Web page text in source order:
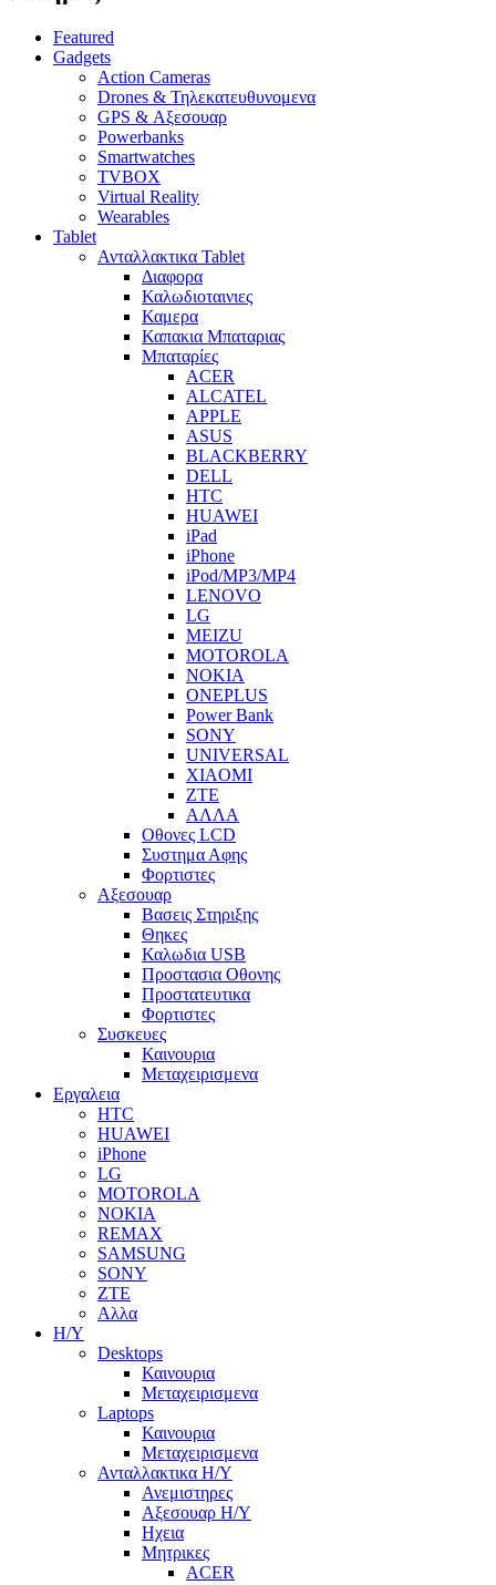
Featured
Gadgets
Action Cameras
Drones & Τηλεκατευθυνομενα
GPS & Αξεσουαρ
Powerbanks
Smartwatches
TVBOX
Virtual Reality
Wearables
Tablet
Ανταλλακτικα Tablet
Διαφορα
Καλωδιοταινιες
Καμερα
Καπακια Μπαταριας
Μπαταρίες
ACER
ALCATEL
APPLE
ASUS
BLACKBERRY
DELL
HTC
HUAWEI
iPad
iPhone
iPod/MP3/MP4
LENOVO
LG
MEIZU
MOTOROLA
NOKIA
ONEPLUS
Power Bank
SONY
UNIVERSAL
XIAOMI
ZTE
ΑΛΛΑ
Οθονες LCD
Συστημα Αφης
Φορτιστες
Αξεσουαρ
Βασεις Στηριξης
Θηκες
Καλωδια USB
Προστασια Οθονης
Προστατευτικα
Φορτιστες
Συσκευες
Καινουρια
Μεταχειρισμενα
Εργαλεια
HTC
HUAWEI
iPhone
LG
MOTOROLA
NOKIA
REMAX
SAMSUNG
SONY
ZTE
Αλλα
Η/Υ
Desktops
Καινουρια
Μεταχειρισμενα
Laptops
Καινουρια
Μεταχειρισμενα
Ανταλλακτικα H/Y
Ανεμιστηρες
Αξεσουαρ Η/Υ
Ηχεια
Μητρικες
ACER